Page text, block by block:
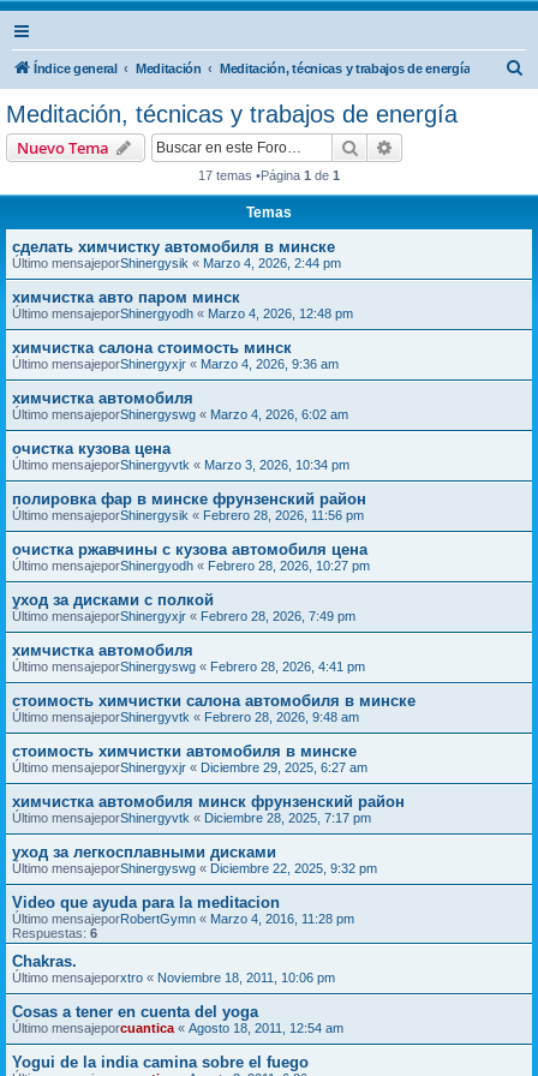
Índice general Meditación Meditación, técnicas y trabajos de energía
Meditación, técnicas y trabajos de energía
Nuevo Tema Buscar
17 temas •Página 1 de 1
Temas
сделать химчистку автомобиля в минске
Último mensajeporShinergysik « Marzo 4, 2026, 2:44 pm
химчистка авто паром минск
Último mensajeporShinergyodh « Marzo 4, 2026, 12:48 pm
химчистка салона стоимость минск
Último mensajeporShinergyxjr « Marzo 4, 2026, 9:36 am
химчистка автомобиля
Último mensajeporShinergyswg « Marzo 4, 2026, 6:02 am
очистка кузова цена
Último mensajeporShinergyvtk « Marzo 3, 2026, 10:34 pm
полировка фар в минске фрунзенский район
Último mensajeporShinergysik « Febrero 28, 2026, 11:56 pm
очистка ржавчины с кузова автомобиля цена
Último mensajeporShinergyodh « Febrero 28, 2026, 10:27 pm
уход за дисками с полкой
Último mensajeporShinergyxjr « Febrero 28, 2026, 7:49 pm
химчистка автомобиля
Último mensajeporShinergyswg « Febrero 28, 2026, 4:41 pm
стоимость химчистки салона автомобиля в минске
Último mensajeporShinergyvtk « Febrero 28, 2026, 9:48 am
стоимость химчистки автомобиля в минске
Último mensajeporShinergyxjr « Diciembre 29, 2025, 6:27 am
химчистка автомобиля минск фрунзенский район
Último mensajeporShinergyvtk « Diciembre 28, 2025, 7:17 pm
уход за легкосплавными дисками
Último mensajeporShinergyswg « Diciembre 22, 2025, 9:32 pm
Video que ayuda para la meditacion
Último mensajeporRobertGymn « Marzo 4, 2016, 11:28 pm
Respuestas: 6
Chakras.
Último mensajeporxtro « Noviembre 18, 2011, 10:06 pm
Cosas a tener en cuenta del yoga
Último mensajeporcuantica « Agosto 18, 2011, 12:54 am
Yogui de la india camina sobre el fuego